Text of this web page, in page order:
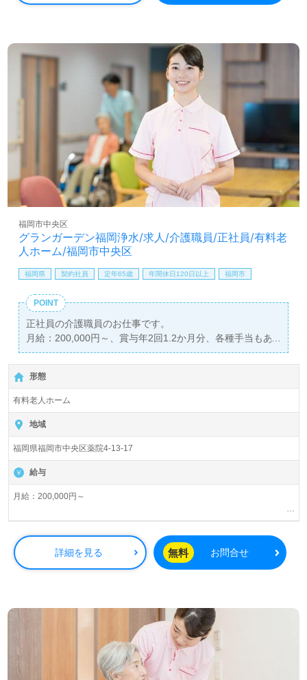
での勤務経験は問いません。業界未経験者も積極採用！幅
ることが嬉しい』等のお声も！『ご利用者様のお役に立ち
たい』『資格/経験を活かしたい』『介護職を通じて成長し
たい』『やりがいを感じながら働きたい』『転職でキャリ
アチェンジを実現したい』『施設形態や環境を変えて仕事
をしたい』等の方も大歓迎です。募集詳細や働き方等、担
当コンサルタントよりご案内します。お問い合わせも遠慮
なくお願いします。
全国の求人ご紹介！医療/福祉業界の正社員/パート求人探
しは【ウィルオブ介護】＊求人情報収集、将来的に検討の
方も遠慮なく＊
LINE、メール、お電話などご希望に応じてお問い合わせ/ご
相談可能です。転職相談、求人紹介、年収交渉など完全無
料サービスをご利用いただけます。＜非公開求人も取扱い
あり！＞"転職支援"のプロと一緒に転職活動！お問い合わ
グランガーデン福岡浄水/求人/介護職員/正社員/有料老
人ホーム/福岡市中央区
福岡市中央区
福岡県 契約社員 定年65歳 年間休日120日以上 福岡市
POINT
正社員の介護職員のお仕事です。
月給：200,000円～、賞与年2回1.2か月分、各種手当もあ
ります。
年間休日120日、月10休でプライベートとの両立も行えま
す！
形態
有料老人ホーム
地域
福岡県福岡市中央区薬院4-13-17
給与
月給：200,000円～
賞与年2回1.2か月分
詳細を見る 無料 お問合せ